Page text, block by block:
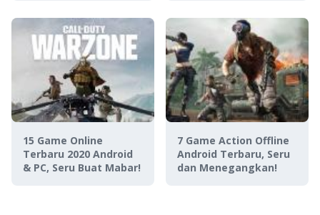
15 Game Online
Terbaru 2020 Android
& PC, Seru Buat Mabar!
7 Game Action Offline
Android Terbaru, Seru
dan Menegangkan!